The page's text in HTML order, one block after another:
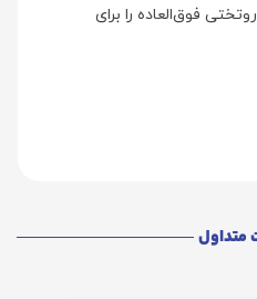
فوق‌العاده را برای
متداول